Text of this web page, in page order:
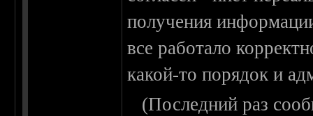
получения
все работало
какой-то порядок и
(Последний раз